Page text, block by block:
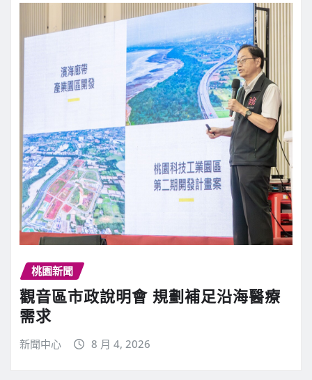
桃園新聞
觀音區市政說明會 規劃補足沿海醫療
需求
新聞中心 8 月 4, 2026